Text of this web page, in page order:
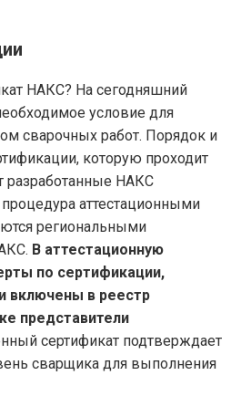
НАКС? На сегодняшний
условие для
сварочных работ. Порядок и
которую проходит
разработанные НАКС
аттестационными
региональными
В аттестационную
по сертификации,
включены в реестр
представители
сертификат подтверждает
сварщика для выполнения